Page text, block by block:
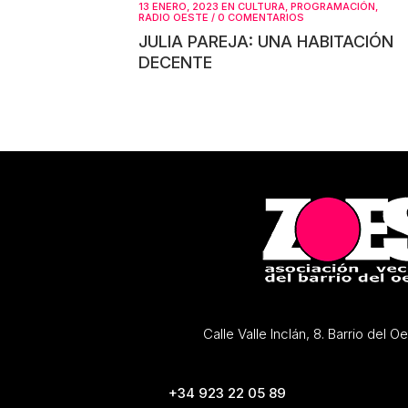
audio
de
el
13 ENERO, 2023 EN CULTURA PROGRAMACIÓN
RADIO OESTE / 0 COMENTARIOS
JULIA PAREJA: UNA HABITACIÓN
DECENTE
Calle Valle Inclán, 8. Barrio del
+34 923 22 05 89